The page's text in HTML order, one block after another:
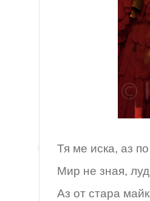
/Kukery,
Тя ме иска, аз
Мир не зная,
Аз от стара